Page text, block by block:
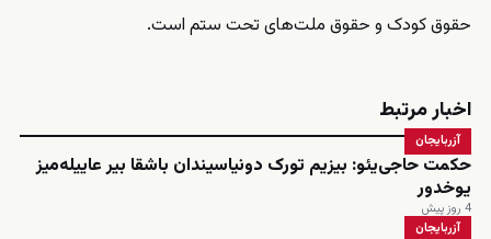
حقوق کودک و حقوق ملت‌های تحت ستم است.
اخبار مرتبط
آزربایجان
حکمت حاجی‌یئو: بیزیم تورک دونیاسیندان باشقا بیر عاییله‌میز
یوخدور
4 روز پیش
آزربایجان